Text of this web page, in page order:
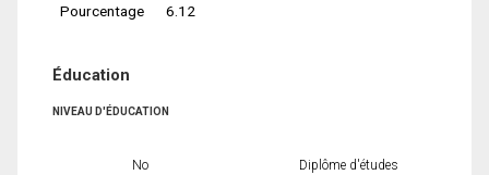
Pourcentage
6.12
Éducation
NIVEAU D'ÉDUCATION
No
Diplôme d'études